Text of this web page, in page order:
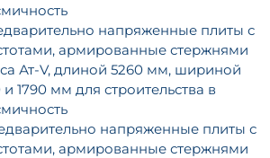
напряженные плиты с
армированные стержнями
Ат-V, длиной 5260 мм, шириной
и 1790 мм для строительства в
напряженные плиты с
армированные стержнями